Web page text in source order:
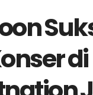
di